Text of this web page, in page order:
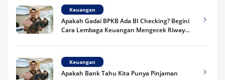
Keuangan
Apakah Gadai BPKB Ada BI Checking? Begini
Cara Lembaga Keuangan Mengecek Riwayat
Keuangan
Apakah Bank Tahu Kita Punya Pinjaman